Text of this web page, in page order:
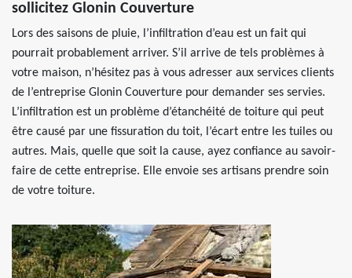
sollicitez Glonin Couverture
Lors des saisons de pluie, l’infiltration d’eau est un fait qui
pourrait probablement arriver. S’il arrive de tels problèmes à
votre maison, n’hésitez pas à vous adresser aux services clients
de l’entreprise Glonin Couverture pour demander ses servies.
L’infiltration est un problème d’étanchéité de toiture qui peut
être causé par une fissuration du toit, l’écart entre les tuiles ou
autres. Mais, quelle que soit la cause, ayez confiance au savoir-
faire de cette entreprise. Elle envoie ses artisans prendre soin
de votre toiture.